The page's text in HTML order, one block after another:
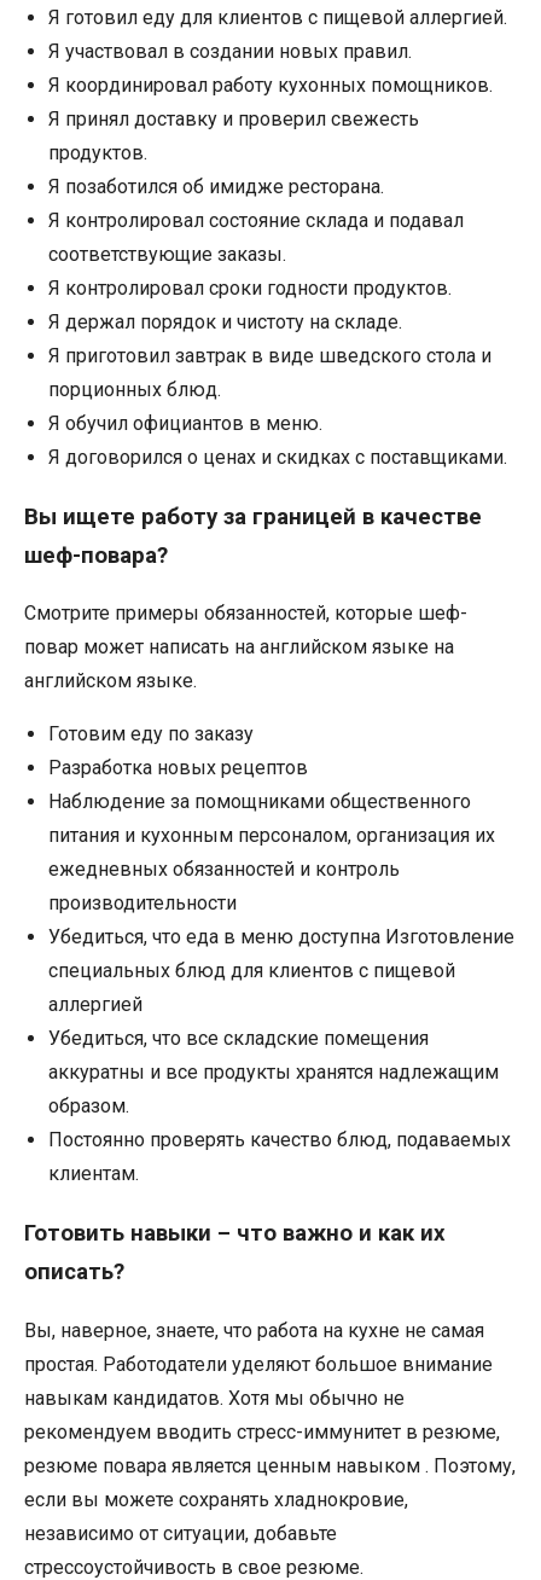
Я готовил еду для клиентов с пищевой аллергией.
Я участвовал в создании новых правил.
Я координировал работу кухонных помощников.
Я принял доставку и проверил свежесть
продуктов.
Я позаботился об имидже ресторана.
Я контролировал состояние склада и подавал
соответствующие заказы.
Я контролировал сроки годности продуктов.
Я держал порядок и чистоту на складе.
Я приготовил завтрак в виде шведского стола и
порционных блюд.
Я обучил официантов в меню.
Я договорился о ценах и скидках с поставщиками.
Вы ищете работу за границей в качестве
шеф-повара?
Смотрите примеры обязанностей, которые шеф-
повар может написать на английском языке на
английском языке.
Готовим еду по заказу
Разработка новых рецептов
Наблюдение за помощниками общественного
питания и кухонным персоналом, организация их
ежедневных обязанностей и контроль
производительности
Убедиться, что еда в меню доступна Изготовление
специальных блюд для клиентов с пищевой
аллергией
Убедиться, что все складские помещения
аккуратны и все продукты хранятся надлежащим
образом.
Постоянно проверять качество блюд, подаваемых
клиентам.
Готовить навыки – что важно и как их
описать?
Вы, наверное, знаете, что работа на кухне не самая
простая. Работодатели уделяют большое внимание
навыкам кандидатов. Хотя мы обычно не
рекомендуем вводить стресс-иммунитет в резюме,
резюме повара является ценным навыком . Поэтому,
если вы можете сохранять хладнокровие,
независимо от ситуации, добавьте
стрессоустойчивость в свое резюме.